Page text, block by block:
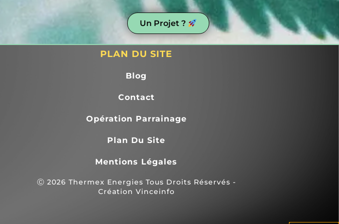
début, Thermex s'est montrée
disponible en proposant de nous
au maximum (intervention prévue
L'équipe technique, dirigée par
respectueuse, efficace et très
claire dans ses explications. Ils
ont retiré tous les circuits d'eau
Un Projet ?
PLAN DU SITE
Blog
Contact
Opération Parrainage
Plan Du Site
Mentions Légales
Ⓒ 2026 Thermex Energies Tous Droits Réservés -
Création Vinceinfo